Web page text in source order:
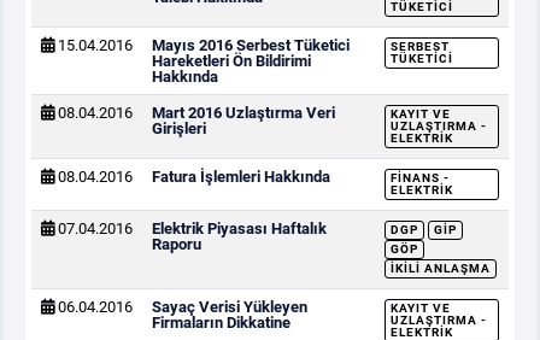
TÜKETICI
15.04.2016
Mayıs 2016 Serbest Tüketici
Hareketleri Ön Bildirimi
Hakkında
SERBEST
TÜKETICI
08.04.2016
Mart 2016 Uzlaştırma Veri
Girişleri
KAYIT VE
UZLAŞTIRMA -
ELEKTRIK
08.04.2016 Fatura İşlemleri Hakkında
FINANS -
ELEKTRIK
07.04.2016
Elektrik Piyasası Haftalık
Raporu
DGP
GİP
GÖP
İKILI ANLAŞMA
06.04.2016
Sayaç Verisi Yükleyen
Firmaların Dikkatine
KAYIT VE
UZLAŞTIRMA -
ELEKTRIK